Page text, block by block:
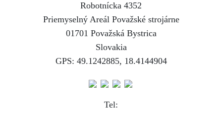
Robotnícka 4352
Priemyselný Areál Považské strojárne
01701 Považská Bystrica
Slovakia
GPS: 49.1242885, 18.4144904
Tel: